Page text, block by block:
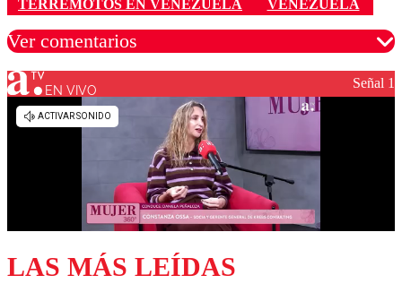
TERREMOTOS EN VENEZUELA VENEZUELA
Ver comentarios
Los comentarios son moderados para garantizar un
diálogo respetuoso.
EN VIVO Señal 1
LAS MÁS LEÍDAS